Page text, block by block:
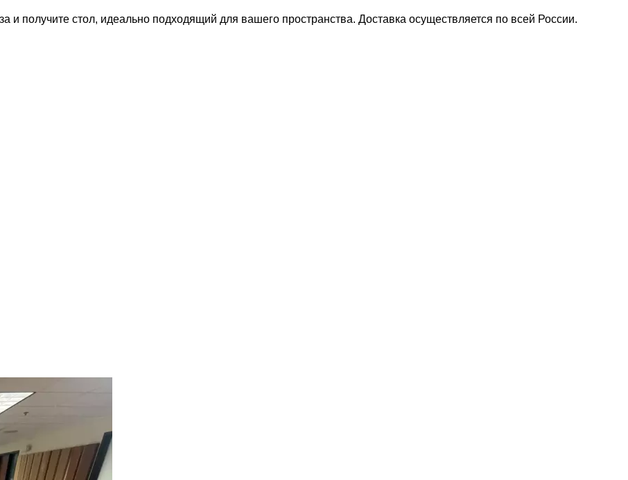
получите стол, идеально подходящий для вашего пространства. Доставка осуществляется по всей России.